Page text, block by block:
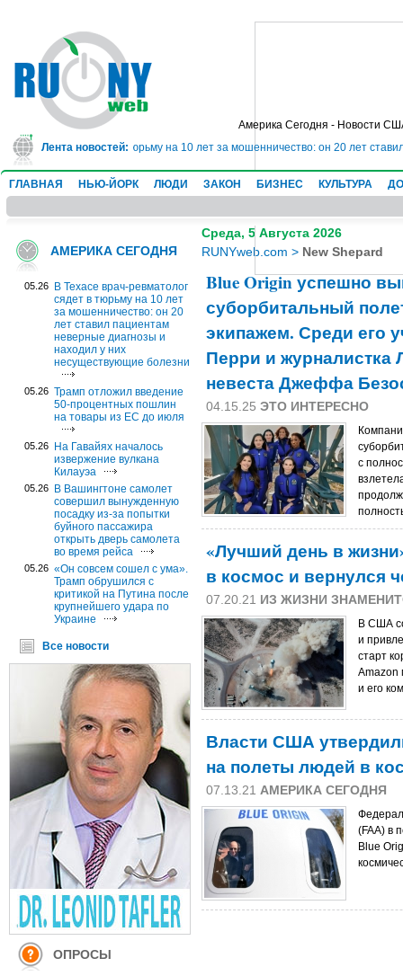
Америка Сегодня - Новости
Лента новостей:
ревматолог сядет в тюрьму на 10 лет за мошенничество: он 20 лет
ГЛАВНАЯ НЬЮ-ЙОРК ЛЮДИ ЗАКОН БИЗНЕС КУЛЬТУРА
АМЕРИКА СЕГОДНЯ
05.26
В Техасе врач-ревматолог
сядет в тюрьму на 10 лет
за мошенничество: он 20
лет ставил пациентам
неверные диагнозы и
находил у них
несуществующие болезни
05.26 Трамп отложил введение
50-процентных пошлин
на товары из ЕС до июля
05.26
На Гавайях началось
извержение вулкана
Килауэа
05.26
В Вашингтоне самолет
совершил вынужденную
посадку из-за попытки
буйного пассажира
открыть дверь самолета
во время рейса
05.26 «Он совсем сошел с ума».
Трамп обрушился с
критикой на Путина после
крупнейшего удара по
Украине
Все новости
ОПРОСЫ
Среда, 5 Августа 2026
RUNYweb.com > New Shepard
Blue Origin успешно
суборбитальный
экипажем. Среди его
Перри и
невеста Джеффа
04.15.25 ЭТО ИНТЕРЕСНО
с
«Лучший день в
в космос и вернулся
07.20.21 ИЗ ЖИЗНИ
В США
и
старт
и его
Власти США
на полеты людей в
07.13.21 АМЕРИКА СЕГОДНЯ
(FAA) в
Blue